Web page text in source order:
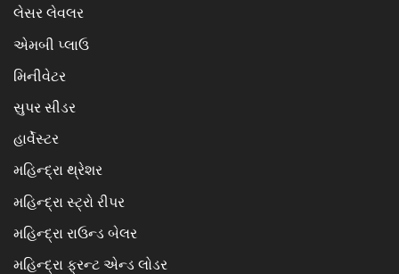
લેસર લેવલર
એમબી પ્લાઉ
મિનીવેટર
સુપર સીડર
હાર્વેસ્ટર
મહિન્દ્રા થ્રેશર
મહિન્દ્રા સ્ટ્રો રીપર
મહિન્દ્રા રાઉન્ડ બેલર
મહિન્દ્રા ફ્રન્ટ એન્ડ લોડર